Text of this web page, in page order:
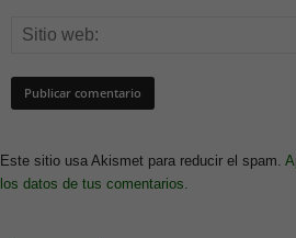
Este sitio usa Akismet para reducir el spam.
los datos de tus comentarios.